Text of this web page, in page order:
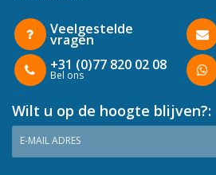
Veelgestelde
vragen
+31 (0)77 820 02 08
Bel ons
Wilt u op de hoogte blijven?:
E-MAIL ADRES